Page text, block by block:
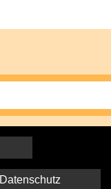
Datenschutz